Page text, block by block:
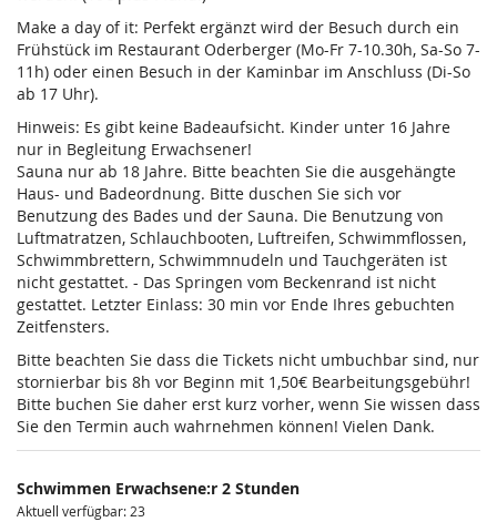
Make a day of it: Perfekt ergänzt wird der Besuch durch ein
Frühstück im Restaurant Oderberger (Mo-Fr 7-10.30h, Sa-So 7-
11h) oder einen Besuch in der Kaminbar im Anschluss (Di-So
ab 17 Uhr).
Hinweis: Es gibt keine Badeaufsicht. Kinder unter 16 Jahre
nur in Begleitung Erwachsener!
Sauna nur ab 18 Jahre. Bitte beachten Sie die ausgehängte
Haus- und Badeordnung. Bitte duschen Sie sich vor
Benutzung des Bades und der Sauna. Die Benutzung von
Luftmatratzen, Schlauchbooten, Luftreifen, Schwimmflossen,
Schwimmbrettern, Schwimmnudeln und Tauchgeräten ist
nicht gestattet. - Das Springen vom Beckenrand ist nicht
gestattet. Letzter Einlass: 30 min vor Ende Ihres gebuchten
Zeitfensters.
Bitte beachten Sie dass die Tickets nicht umbuchbar sind, nur
stornierbar bis 8h vor Beginn mit 1,50€ Bearbeitungsgebühr!
Bitte buchen Sie daher erst kurz vorher, wenn Sie wissen dass
Sie den Termin auch wahrnehmen können! Vielen Dank.
Schwimmen Erwachsene:r 2 Stunden
Aktuell verfügbar: 23